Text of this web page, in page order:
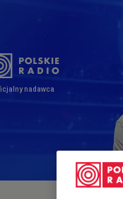
nadawca